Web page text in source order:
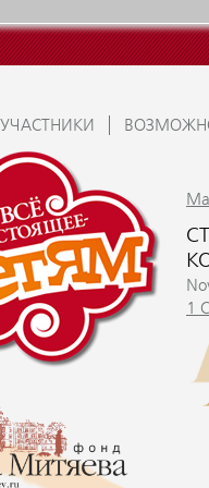
УЧАСТНИКИ
1